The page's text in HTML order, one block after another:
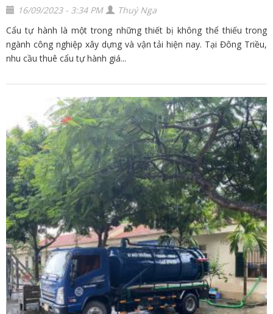
16/09/2023 - 3:34 PM
Thuý Nga
Cẩu tự hành là một trong những thiết bị không thể thiếu trong
ngành công nghiệp xây dựng và vận tải hiện nay. Tại Đông Triều,
nhu cầu thuê cẩu tự hành giá...